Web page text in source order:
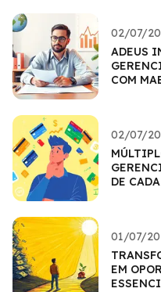
02/07/
ADEUS
COM
02/07/
DE
01/07/
EM